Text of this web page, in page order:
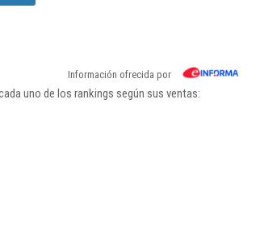
Información ofrecida por
uno de los rankings según sus ventas: